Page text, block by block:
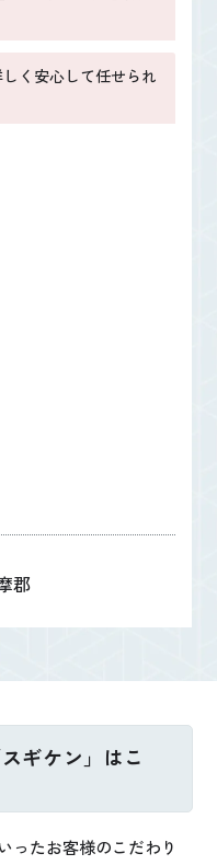
く安心して任せられ
郡
ギケン」はこ
ったお客様のこだわり